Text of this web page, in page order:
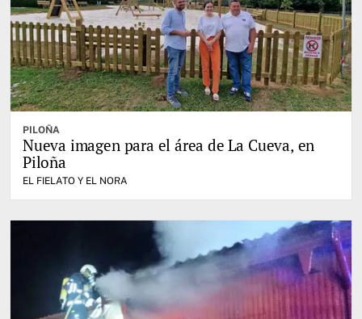
PILOÑA
Nueva imagen para el área de La Cueva, en
Piloña
EL FIELATO Y EL NORA